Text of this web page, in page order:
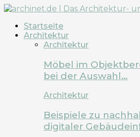
Startseite
Architektur
Architektur
Möbel im
bei der Auswahl…
Architektur
Beispiele zu
digitaler